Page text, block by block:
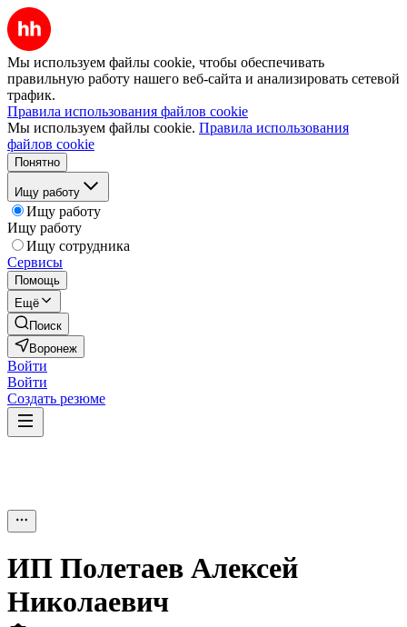
Мы используем файлы cookie, чтобы обеспечивать
правильную работу нашего веб-сайта и анализировать сетевой
трафик.
Правила использования файлов cookie
Мы используем файлы cookie. Правила использования
файлов cookie
Понятно
Ищу работу
Ищу работу
Ищу работу
Ищу сотрудника
Сервисы
Помощь
Ещё
Поиск
Воронеж
Войти
Войти
Создать резюме
ИП Полетаев Алексей
Николаевич